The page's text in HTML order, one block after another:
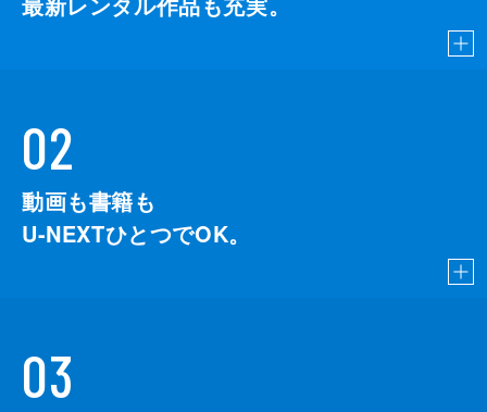
02
動画も書籍も
U-NEXTひとつでOK。
03